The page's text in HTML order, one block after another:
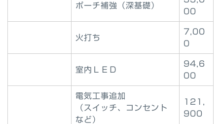
ポーチ補強（深基礎）
00
火打ち
7,00
0
室内ＬＥＤ
94,6
00
電気工事追加
（スイッチ、コンセント
など）
121,
900